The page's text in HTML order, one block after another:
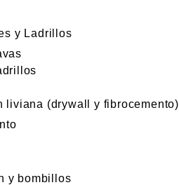
y Ladrillos
liviana (drywall y fibrocemento)
y bombillos